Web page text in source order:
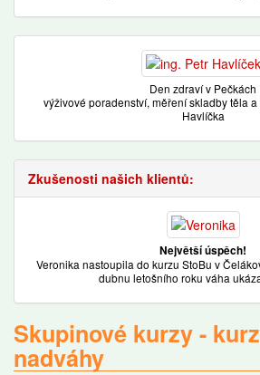
Den zdraví v Pečkách
výživové poradenství, měření skladby těla
Havlíčka
Zkušenosti našich klientů:
Největší úspěch!
Veronika nastoupila do kurzu StoBu v
dubnu letošního roku váha
Skupinové kurzy -
nadváhy